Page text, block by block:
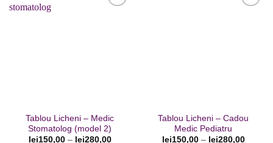
Tablou Licheni – Medic
Stomatolog (model 2)
lei150,00– lei280,00
Tablou Licheni – Cadou
Medic Pediatru
lei150,00– lei280,00